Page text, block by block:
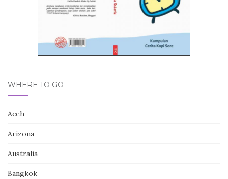
WHERE TO GO
Aceh
Arizona
Australia
Bangkok